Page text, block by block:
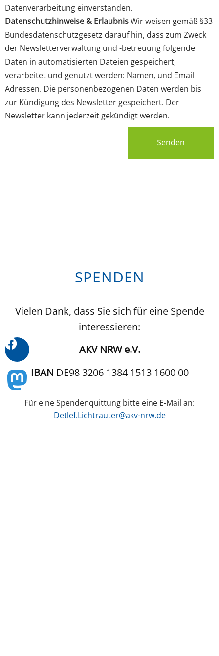
Datenverarbeitung einverstanden.
Datenschutzhinweise & ErlaubnisWir weisen gemäß §33
Bundesdatenschutzgesetz darauf hin, dass zum Zweck
der Newsletterverwaltung und -betreuung folgende
Daten in automatisierten Dateien gespeichert,
verarbeitet und genutzt werden: Namen, und Email
Adressen. Die personenbezogenen Daten werden bis
zur Kündigung des Newsletter gespeichert. Der
Newsletter kann jederzeit gekündigt werden.
Senden
SPENDEN
Vielen Dank, dass Sie sich für eine Spende
interessieren:
AKV NRW e.V.
IBAN DE98 3206 1384 1513 1600 00
Für eine Spendenquittung bitte eine E-Mail an:
Detlef.Lichtrauter@akv-nrw.de